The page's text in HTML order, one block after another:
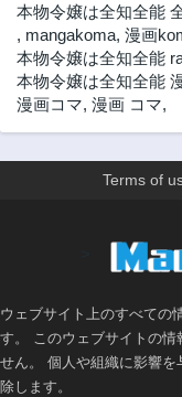
本物令嬢は全知全能
, mangakoma, 漫画
本物令嬢は全知全能
本物令嬢は全知全能
漫画コマ, 漫画 コマ,
Terms of
ウェブサイト上のすべての
す。 このウェブサイトの情
せん。 個人や組織に影響を
除します。